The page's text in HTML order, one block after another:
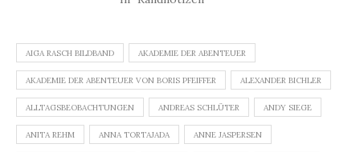
AIGA RASCH BILDBAND AKADEMIE DER ABENTEUER
AKADEMIE DER ABENTEUER VON BORIS PFEIFFER ALEXANDER BICHLER
ALLTAGSBEOBACHTUNGEN ANDREAS SCHLÜTER ANDY SIEGE
ANITA REHM ANNA TORTAJADA ANNE JASPERSEN